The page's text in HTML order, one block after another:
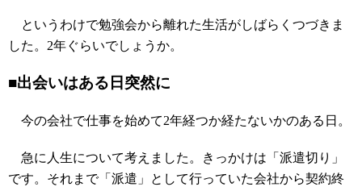
というわけで勉強会から離れた生活がしばらくつづきま
した。2年ぐらいでしょうか。
■出会いはある日突然に
今の会社で仕事を始めて2年経つか経たないかのある日。
急に人生について考えました。きっかけは「派遣切り」
です。それまで「派遣」として行っていた会社から契約終